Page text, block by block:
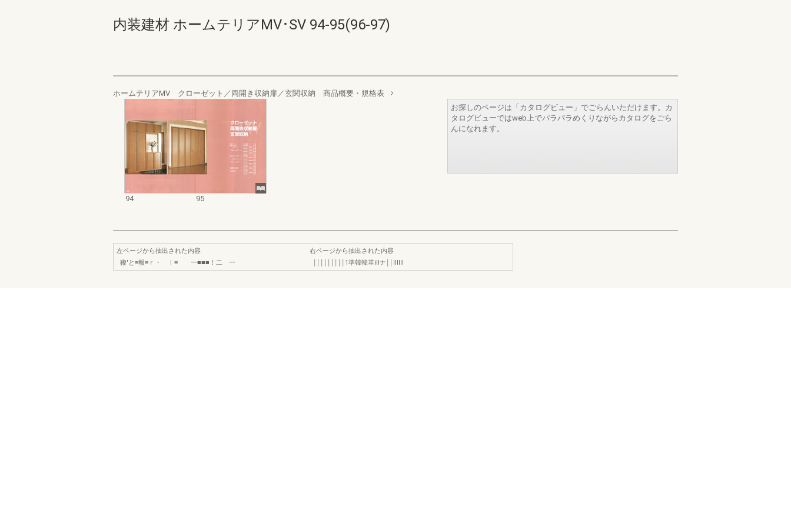
内装建材 ホームテリアMV･SV 94-95(96-97)
ホームテリアMV クローゼット／両開き収納扉／玄関収納 商品概要・規格表
94 95
お探しのページは「カタログビュー」でごらんいただけます。カ
タログビューではweb上でパラパラめくりながらカタログをごら
んになれます。
左ページから抽出された内容
鞭'と≡報≡ｒ・ ︱≡ 一■■■！二 一
右ページから抽出された内容
￨￨￨￨￨￨￨￨￨1準韓韓革illナ￨￨ⅢⅢ